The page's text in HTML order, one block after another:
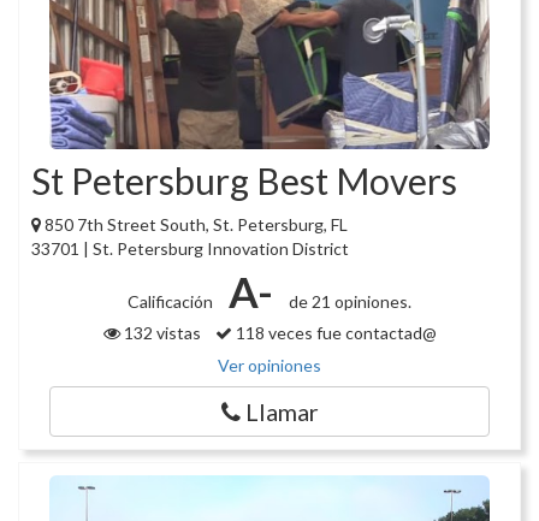
St Petersburg Best Movers
850 7th Street South, St. Petersburg, FL
33701 | St. Petersburg Innovation District
Calificación A-
de 21 opiniones.
132 vistas
118 veces fue contactad@
Ver opiniones
Llamar